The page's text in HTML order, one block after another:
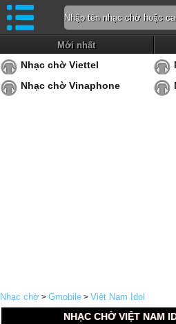
Mới nhất
Nhạc chờ Viettel
Nhạc chờ Vinaphone
Nhạc chờ > Gmobile > Việt Nam Idol
NHẠC CHỜ VIỆT NAM